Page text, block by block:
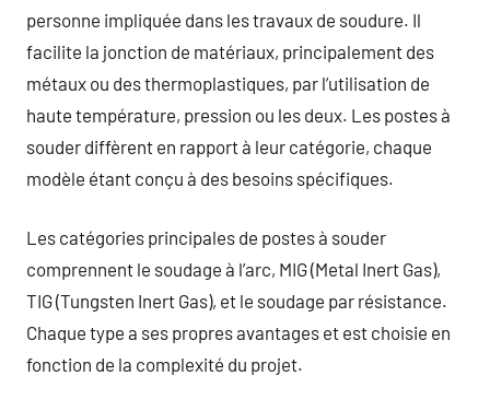
personne impliquée dans les travaux de soudure. Il
facilite la jonction de matériaux, principalement des
métaux ou des thermoplastiques, par l’utilisation de
haute température, pression ou les deux. Les postes à
souder diffèrent en rapport à leur catégorie, chaque
modèle étant conçu à des besoins spécifiques.
Les catégories principales de postes à souder
comprennent le soudage à l’arc, MIG (Metal Inert Gas),
TIG (Tungsten Inert Gas), et le soudage par résistance.
Chaque type a ses propres avantages et est choisie en
fonction de la complexité du projet.